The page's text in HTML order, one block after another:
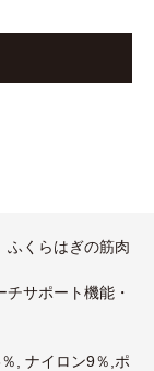
ふくらはぎの筋肉
サポート機能・
, ナイロン9％,ポ